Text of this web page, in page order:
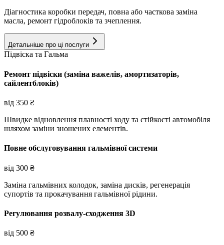
Діагностика коробки передач, повна або часткова заміна
масла, ремонт гідроблоків та зчеплення.
Детальніше про ці послуги
Підвіска та Гальма
Ремонт підвіски (заміна важелів, амортизаторів,
сайлентблоків)
від 350 ₴
Швидке відновлення плавності ходу та стійкості автомобіля
шляхом заміни зношених елементів.
Повне обслуговування гальмівної системи
від 300 ₴
Заміна гальмівних колодок, заміна дисків, регенерація
супортів та прокачування гальмівної рідини.
Регулювання розвалу-сходження 3D
від 500 ₴